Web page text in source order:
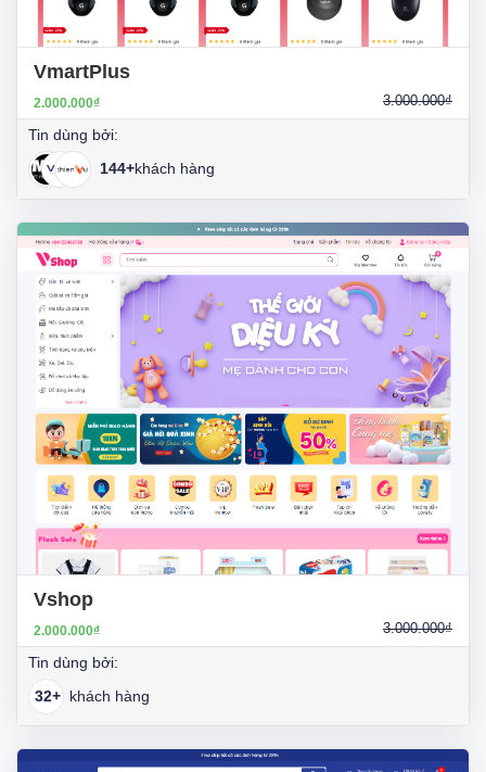
VmartPlus
2.000.000₫ 3.000.000₫
Tin dùng bởi:
144+khách hàng
Vshop
2.000.000₫ 3.000.000₫
Tin dùng bởi:
32+ khách hàng